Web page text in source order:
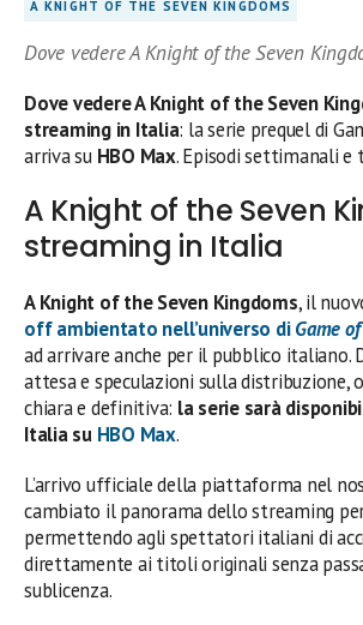
A KNIGHT OF THE SEVEN KINGDOMS
Dove vedere A Knight of the Seven
Dove vedere A Knight of the Seven
streaming in Italia: la serie prequel di
arriva su HBO Max. Episodi settimanali
A Knight of the Seven
streaming in Italia
A Knight of the Seven Kingdoms, il
off ambientato nell’universo diGame
ad arrivare anche per il pubblico italiano.
attesa e speculazioni sulla distribuzione,
chiara e definitiva: la serie sarà
Italia su HBO Max.
L’arrivo ufficiale della piattaforma nel
cambiato il panorama dello streaming
permettendo agli spettatori italiani di
direttamente ai titoli originali senza
sublicenza.